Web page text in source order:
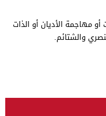
مهاجمة الأديان أو الذات
والشتائم.